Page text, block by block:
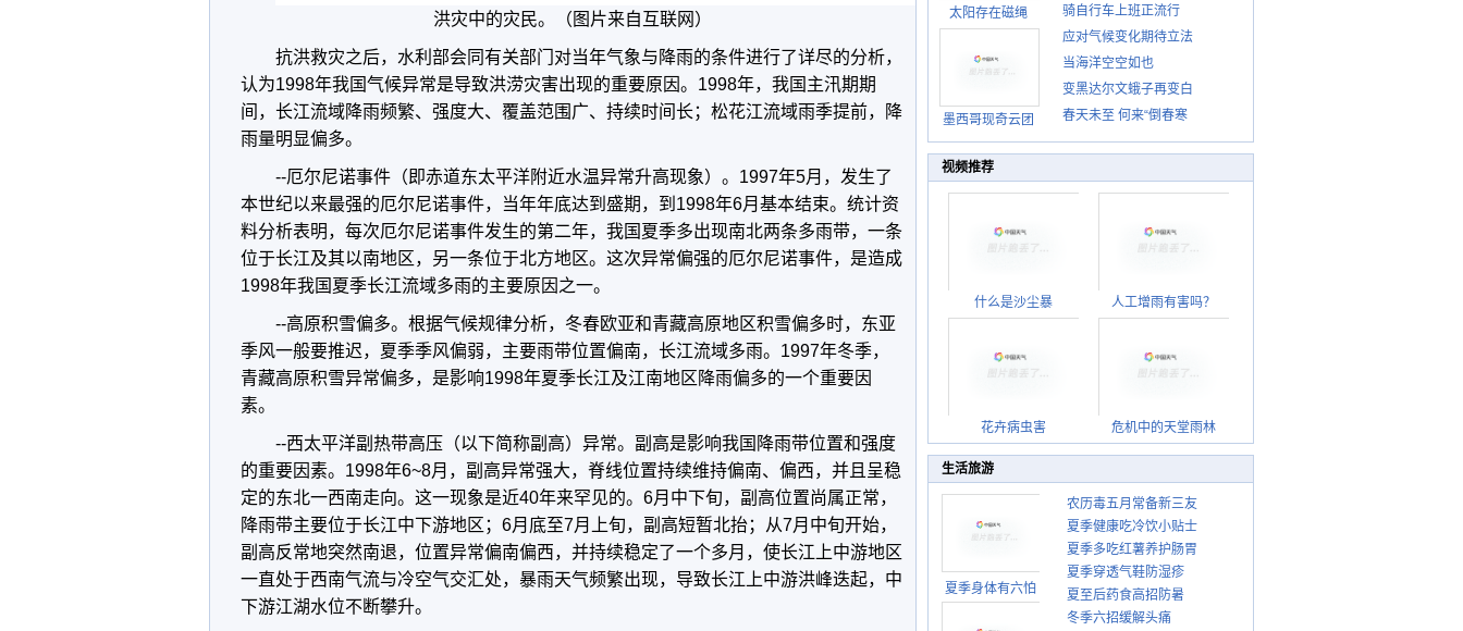
洪灾中的灾民。（图片来自互联网）
抗洪救灾之后，水利部会同有关部门对当年气象与降雨的条件进行了详尽的分析，
认为1998年我国气候异常是导致洪涝灾害出现的重要原因。1998年，我国主汛期期
间，长江流域降雨频繁、强度大、覆盖范围广、持续时间长；松花江流域雨季提前，降
雨量明显偏多。
--厄尔尼诺事件（即赤道东太平洋附近水温异常升高现象）。1997年5月，发生了
本世纪以来最强的厄尔尼诺事件，当年年底达到盛期，到1998年6月基本结束。统计资
料分析表明，每次厄尔尼诺事件发生的第二年，我国夏季多出现南北两条多雨带，一条
位于长江及其以南地区，另一条位于北方地区。这次异常偏强的厄尔尼诺事件，是造成
1998年我国夏季长江流域多雨的主要原因之一。
--高原积雪偏多。根据气候规律分析，冬春欧亚和青藏高原地区积雪偏多时，东亚
季风一般要推迟，夏季季风偏弱，主要雨带位置偏南，长江流域多雨。1997年冬季，
青藏高原积雪异常偏多，是影响1998年夏季长江及江南地区降雨偏多的一个重要因
素。
--西太平洋副热带高压（以下简称副高）异常。副高是影响我国降雨带位置和强度
的重要因素。1998年6~8月，副高异常强大，脊线位置持续维持偏南、偏西，并且呈稳
定的东北一西南走向。这一现象是近40年来罕见的。6月中下旬，副高位置尚属正常，
降雨带主要位于长江中下游地区；6月底至7月上旬，副高短暂北抬；从7月中旬开始，
副高反常地突然南退，位置异常偏南偏西，并持续稳定了一个多月，使长江上中游地区
一直处于西南气流与冷空气交汇处，暴雨天气频繁出现，导致长江上中游洪峰迭起，中
下游江湖水位不断攀升。
太阳存在磁绳
墨西哥现奇云团
骑自行车上班正流行
应对气候变化期待立法
当海洋空空如也
变黑达尔文蛾子再变白
春天未至 何来“倒春寒
视频推荐
什么是沙尘暴 人工增雨有害吗？
花卉病虫害 危机中的天堂雨林
生活旅游
夏季身体有六怕
农历毒五月常备新三友
夏季健康吃冷饮小贴士
夏季多吃红薯养护肠胃
夏季穿透气鞋防湿疹
夏至后药食高招防暑
冬季六招缓解头痛